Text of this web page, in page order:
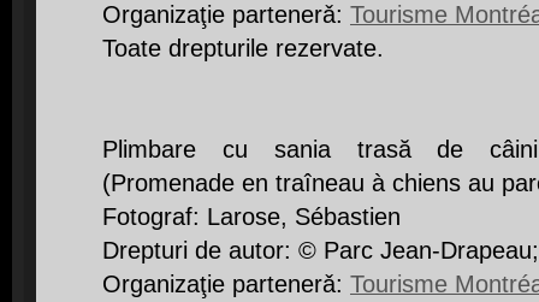
Organizaţie partenerǎ: Tourisme
Toate drepturile rezervate.
Plimbare cu sania trasă de
(Promenade en traîneau à chiens au
Fotograf: Larose, Sébastien
Drepturi de autor: © Parc Jean-
Organizaţie partenerǎ: Tourisme